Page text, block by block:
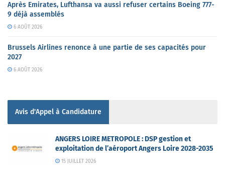
Après Emirates, Lufthansa va aussi refuser certains Boeing 777-
9 déjà assemblés
6 AOÛT 2026
Brussels Airlines renonce à une partie de ses capacités pour
2027
6 AOÛT 2026
Avis d'Appel à Candidature
ANGERS LOIRE METROPOLE : DSP gestion et
exploitation de l’aéroport Angers Loire 2028-2035
15 JUILLET 2026